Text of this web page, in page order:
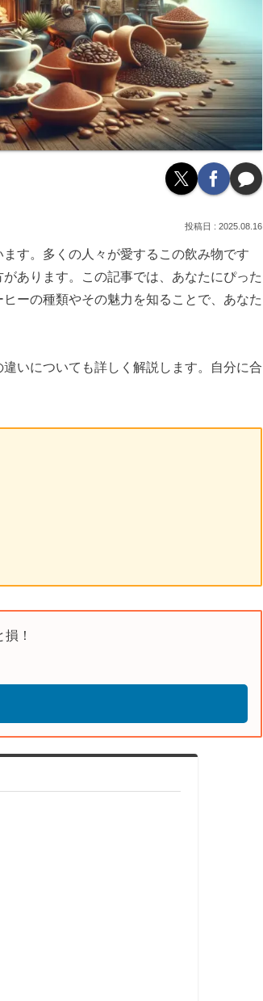
2025.08.16
す。多くの人々が愛するこの飲み物です
あります。この記事では、あなたにぴった
ーの種類やその魅力を知ることで、あなた
いについても詳しく解説します。自分に合
！